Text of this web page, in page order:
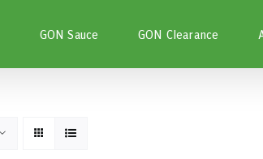
GON Sauce GON Clearance